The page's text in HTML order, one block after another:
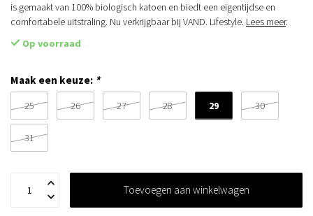
is gemaakt van 100% biologisch katoen en biedt een eigentijdse en
comfortabele uitstraling. Nu verkrijgbaar bij VAND. Lifestyle. Lees meer.
Op voorraad
Maak een keuze: *
25 26 27 28 29 30
31
Toevoegen aan winkelwagen